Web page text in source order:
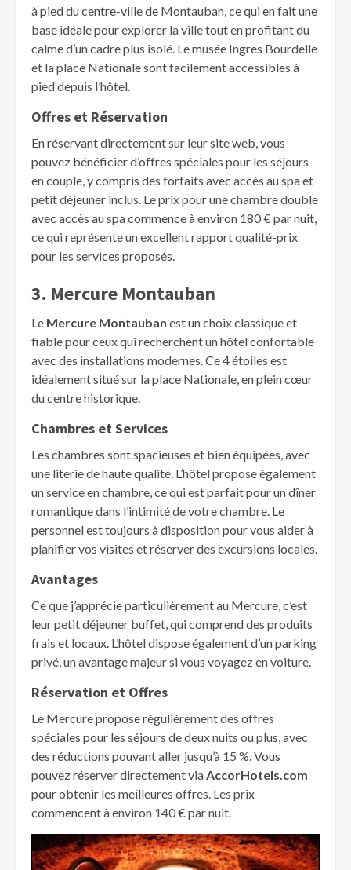
à pied du centre-ville de Montauban, ce qui en fait une
base idéale pour explorer la ville tout en profitant du
calme d’un cadre plus isolé. Le musée Ingres Bourdelle
et la place Nationale sont facilement accessibles à
pied depuis l’hôtel.
Offres et Réservation
En réservant directement sur leur site web, vous
pouvez bénéficier d’offres spéciales pour les séjours
en couple, y compris des forfaits avec accès au spa et
petit déjeuner inclus. Le prix pour une chambre double
avec accès au spa commence à environ 180 € par nuit,
ce qui représente un excellent rapport qualité-prix
pour les services proposés.
3. Mercure Montauban
Le Mercure Montauban est un choix classique et
fiable pour ceux qui recherchent un hôtel confortable
avec des installations modernes. Ce 4 étoiles est
idéalement situé sur la place Nationale, en plein cœur
du centre historique.
Chambres et Services
Les chambres sont spacieuses et bien équipées, avec
une literie de haute qualité. L’hôtel propose également
un service en chambre, ce qui est parfait pour un dîner
romantique dans l’intimité de votre chambre. Le
personnel est toujours à disposition pour vous aider à
planifier vos visites et réserver des excursions locales.
Avantages
Ce que j’apprécie particulièrement au Mercure, c’est
leur petit déjeuner buffet, qui comprend des produits
frais et locaux. L’hôtel dispose également d’un parking
privé, un avantage majeur si vous voyagez en voiture.
Réservation et Offres
Le Mercure propose régulièrement des offres
spéciales pour les séjours de deux nuits ou plus, avec
des réductions pouvant aller jusqu’à 15 %. Vous
pouvez réserver directement viaAccorHotels.com
pour obtenir les meilleures offres. Les prix
commencent à environ 140 € par nuit.